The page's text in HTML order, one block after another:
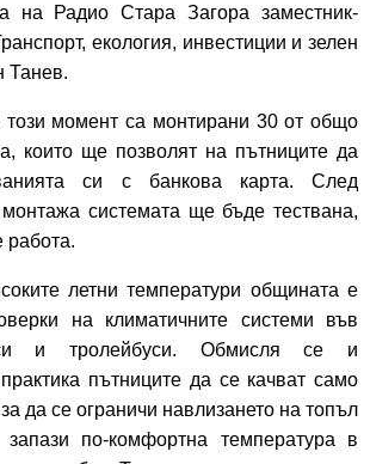
на Радио Стара Загора заместник-
екология, инвестиции и зелен
Танев.
момент са монтирани 30 от общо
които ще позволят на пътниците да
си с банкова карта. След
системата ще бъде тествана,
работа.
летни температури общината е
на климатичните системи във
и тролейбуси. Обмисля се и
пътниците да се качват само
да се ограничи навлизането на топъл
по-комфортна температура в